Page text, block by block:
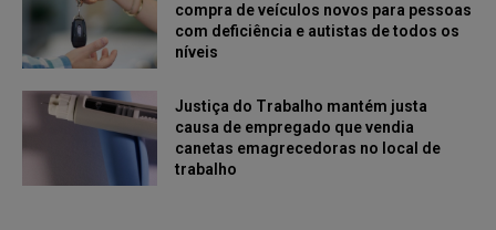
compra de veículos novos para pessoas
com deficiência e autistas de todos os
níveis
Justiça do Trabalho mantém justa
causa de empregado que vendia
canetas emagrecedoras no local de
trabalho